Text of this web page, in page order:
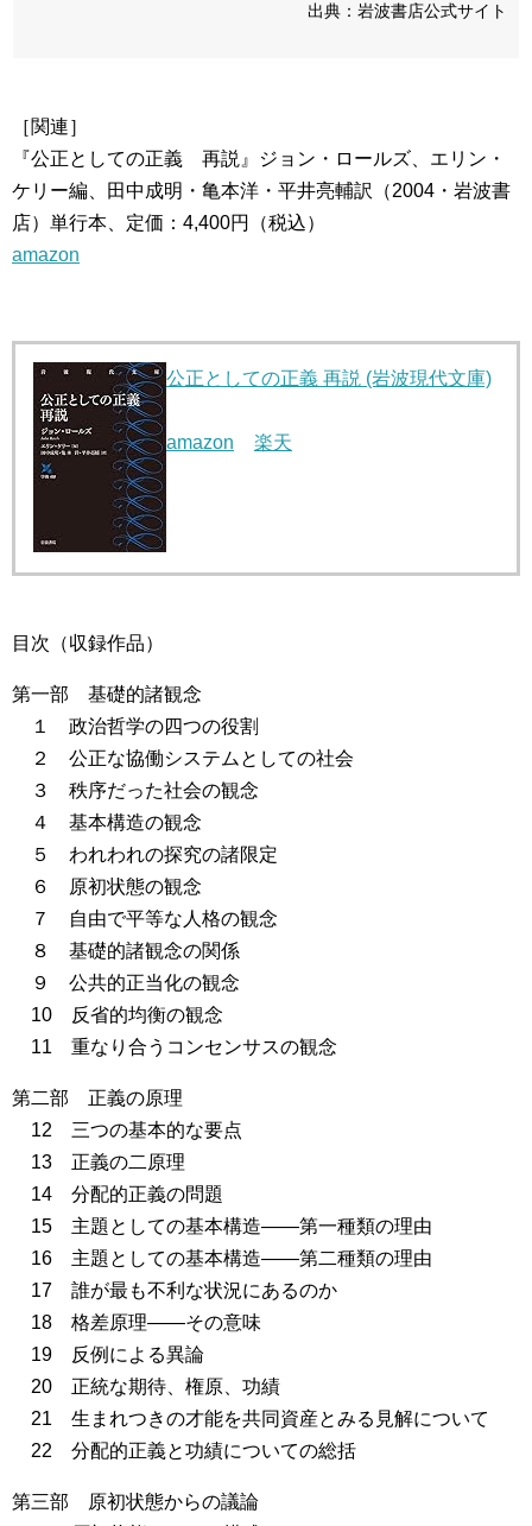
出典：岩波書店公式サイト
［関連］
『公正としての正義 再説』ジョン・ロールズ、エリン・
ケリー編、田中成明・亀本洋・平井亮輔訳（2004・岩波書
店）単行本、定価：4,400円（税込）
amazon
公正としての正義 再説 (岩波現代文庫)
amazon 楽天
目次（収録作品）
第一部 基礎的諸観念
１ 政治哲学の四つの役割
２ 公正な協働システムとしての社会
３ 秩序だった社会の観念
４ 基本構造の観念
５ われわれの探究の諸限定
６ 原初状態の観念
７ 自由で平等な人格の観念
８ 基礎的諸観念の関係
９ 公共的正当化の観念
10 反省的均衡の観念
11 重なり合うコンセンサスの観念
第二部 正義の原理
12 三つの基本的な要点
13 正義の二原理
14 分配的正義の問題
15 主題としての基本構造――第一種類の理由
16 主題としての基本構造――第二種類の理由
17 誰が最も不利な状況にあるのか
18 格差原理――その意味
19 反例による異論
20 正統な期待、権原、功績
21 生まれつきの才能を共同資産とみる見解について
22 分配的正義と功績についての総括
第三部 原初状態からの議論